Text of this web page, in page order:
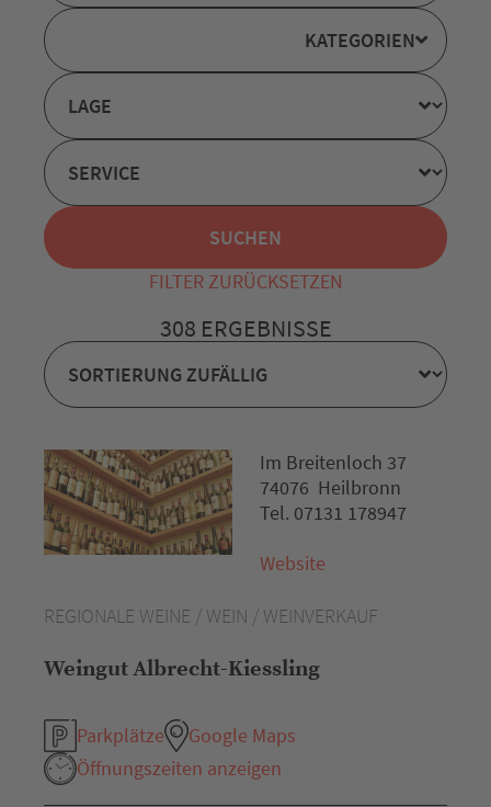
KATEGORIEN
FILTER ZURÜCKSETZEN
308 ERGEBNISSE
REGIONALE WEINE / WEIN / WEINVERKAUF
Weingut Albrecht-Kiessling
Parkplätze
Google Maps
Öffnungszeiten anzeigen
Im Breitenloch 37
74076 Heilbronn
Tel. 07131 178947
Website